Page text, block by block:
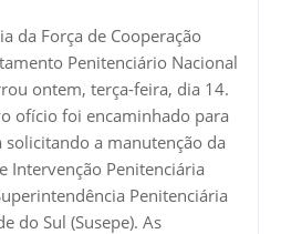
da Força de Cooperação
Penitenciário Nacional
ontem, terça-feira, dia 14.
ofício foi encaminhado para
a manutenção da
Intervenção Penitenciária
Penitenciária
do Sul (Susepe). As